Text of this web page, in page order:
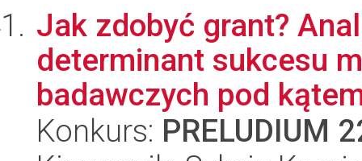
Jak zdobyć grant?
determinant sukcesu
badawczych pod
Konkurs: PRELUDIUM